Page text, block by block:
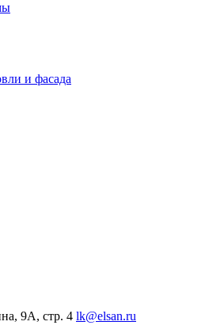
и фасада
9А, стр. 4 lk@elsan.ru